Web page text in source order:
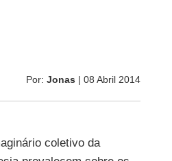
Por: Jonas | 08 Abril 2014
coletivo da